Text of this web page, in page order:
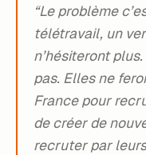
“Le problème
télétravail, un
n’hésiteront
pas. Elles ne
France pour
de créer de
recruter par